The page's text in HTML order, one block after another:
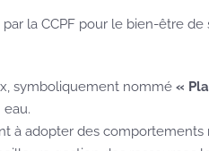
la CCPF pour le bien-être
symboliquement nommé «
à adopter des comportements